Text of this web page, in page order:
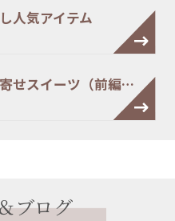
人気アイテム
せスイーツ（前編…
ブログ